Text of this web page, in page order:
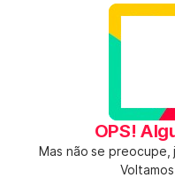
OPS!
Mas não se preocupe,